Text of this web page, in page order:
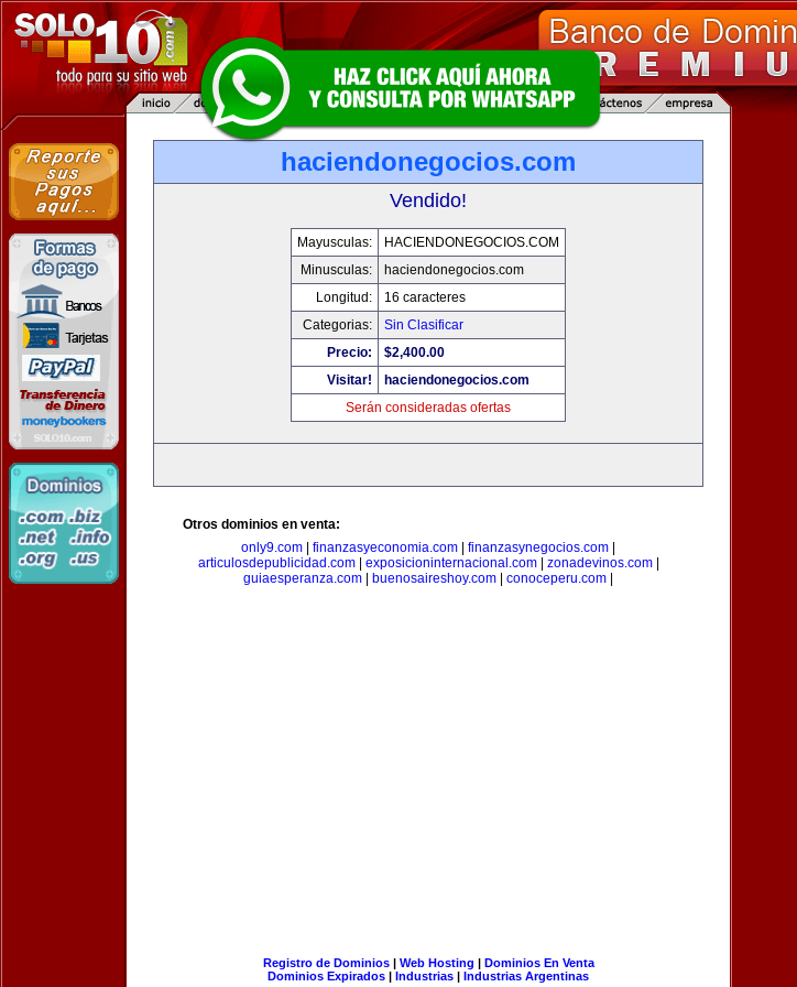
haciendonegocios.com
Vendido!
Mayusculas:
HACIENDONEGOCIOS.COM
Minusculas:
haciendonegocios.com
Longitud:
16 caracteres
Categorias:
Sin Clasificar
Precio:
$2,400.00
Visitar!
haciendonegocios.com
Serán consideradas ofertas
Otros dominios en venta:
only9.com
finanzasyeconomia.com finanzasynegocios.com
articulosdepublicidad.com| exposicioninternacional.com| zonadevinos.com|
guiaesperanza.com
buenosaireshoy.com conoceperu.com
Registro de Dominios| Web Hosting | Dominios En Venta
Dominios Expirados | Industrias | Industrias Argentinas